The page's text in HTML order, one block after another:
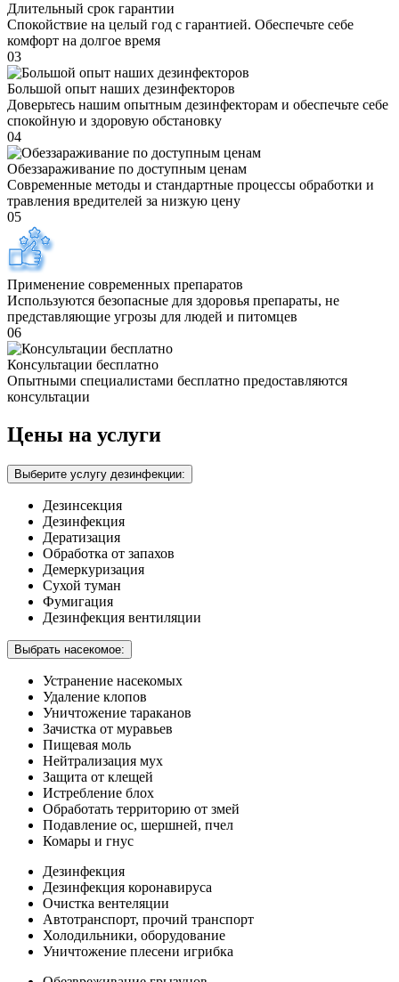
Длительный срок гарантии
Спокойствие на целый год с гарантией. Обеспечьте себе
комфорт на долгое время
03
Большой опыт наших дезинфекторов
Доверьтесь нашим опытным дезинфекторам и обеспечьте себе
спокойную и здоровую обстановку
04
Обеззараживание по доступным ценам
Современные методы и стандартные процессы обработки и
травления вредителей за низкую цену
05
Применение современных препаратов
Используются безопасные для здоровья препараты, не
представляющие угрозы для людей и питомцев
06
Консультации бесплатно
Опытными специалистами бесплатно предоставляются
консультации
Цены на услуги
Выберите услугу дезинфекции:
Дезинсекция
Дезинфекция
Дератизация
Обработка от запахов
Демеркуризация
Сухой туман
Фумигация
Дезинфекция вентиляции
Выбрать насекомое:
Устранение насекомых
Удаление клопов
Уничтожение тараканов
Зачистка от муравьев
Пищевая моль
Нейтрализация мух
Защита от клещей
Истребление блох
Обработать территорию от змей
Подавление ос, шершней, пчел
Комары и гнус
Дезинфекция
Дезинфекция коронавируса
Очистка вентеляции
Автотранспорт, прочий транспорт
Холодильники, оборудование
Уничтожение плесени игрибка